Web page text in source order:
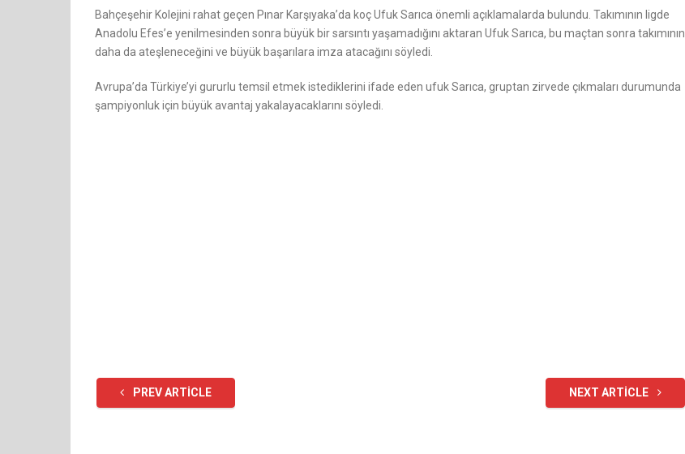
Bahçeşehir Kolejini rahat geçen Pınar Karşıyaka’da koç Ufuk Sarıca önemli açıklamalarda bulundu. Takımının ligde
Anadolu Efes’e yenilmesinden sonra büyük bir sarsıntı yaşamadığını aktaran Ufuk Sarıca, bu maçtan sonra takımının
daha da ateşleneceğini ve büyük başarılara imza atacağını söyledi.
Avrupa’da Türkiye’yi gururlu temsil etmek istediklerini ifade eden ufuk Sarıca, gruptan zirvede çıkmaları durumunda
şampiyonluk için büyük avantaj yakalayacaklarını söyledi.
PREV ARTICLE NEXT ARTICLE